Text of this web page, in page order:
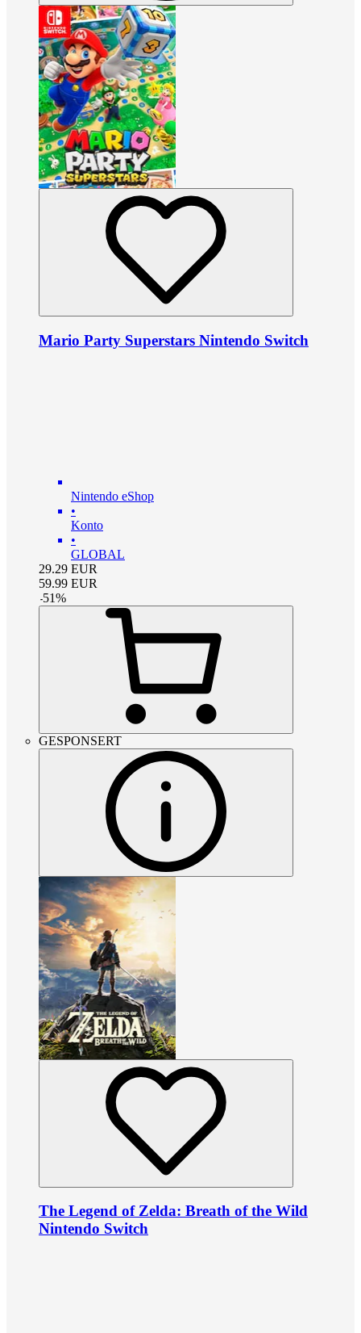
Mario Party Superstars Nintendo Switch
Nintendo eShop
•
Konto
•
GLOBAL
29.29 EUR
59.99 EUR
-51%
GESPONSERT
The Legend of Zelda: Breath of the Wild
Nintendo Switch